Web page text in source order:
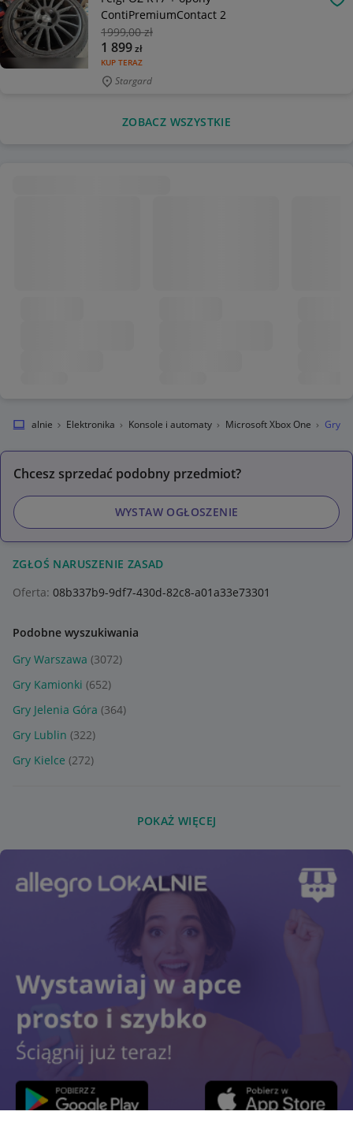
ContiPremiumContact 2
1999,00 zł
KUP TERAZ
1 899zł
Stargard
ZOBACZ WSZYSTKIE
Lokalnie Elektronika Konsole i automaty Microsoft Xbox One Gry
Chcesz sprzedać podobny przedmiot?
WYSTAW OGŁOSZENIE
ZGŁOŚ NARUSZENIE ZASAD
Oferta: 08b337b9-9df7-430d-82c8-a01a33e73301
Podobne wyszukiwania
Gry Warszawa (3072)
Gry Kamionki (652)
Gry Jelenia Góra (364)
Gry Lublin (322)
Gry Kielce (272)
POKAŻ WIĘCEJ